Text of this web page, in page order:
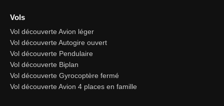
Vols
Vol découverte Avion léger
Vol découverte Autogire ouvert
Vol découverte Pendulaire
Vol découverte Biplan
Vol découverte Gyrocoptère fermé
Vol découverte Avion 4 places en famille